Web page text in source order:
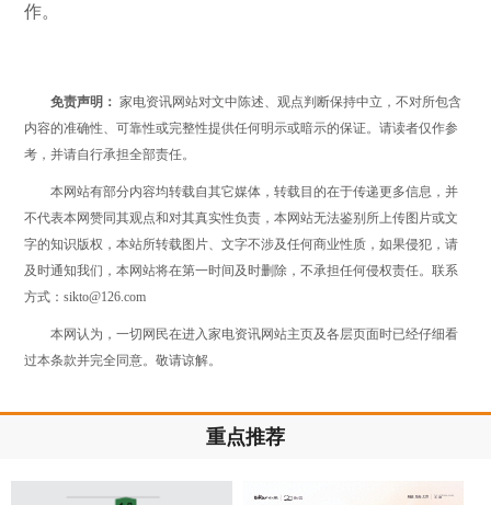
作。
免责声明： 家电资讯网站对文中陈述、观点判断保持中立，不对所包含
内容的准确性、可靠性或完整性提供任何明示或暗示的保证。请读者仅作参
考，并请自行承担全部责任。
本网站有部分内容均转载自其它媒体，转载目的在于传递更多信息，并
不代表本网赞同其观点和对其真实性负责，本网站无法鉴别所上传图片或文
字的知识版权，本站所转载图片、文字不涉及任何商业性质，如果侵犯，请
及时通知我们，本网站将在第一时间及时删除，不承担任何侵权责任。联系
方式：sikto@126.com
本网认为，一切网民在进入家电资讯网站主页及各层页面时已经仔细看
过本条款并完全同意。敬请谅解。
重点推荐